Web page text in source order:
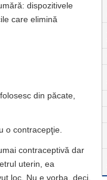
dispozitivele
care elimină
din păcate,
o contracepţie.
contraceptivă dar
uterin, ea
loc. Nu e vorba, deci,